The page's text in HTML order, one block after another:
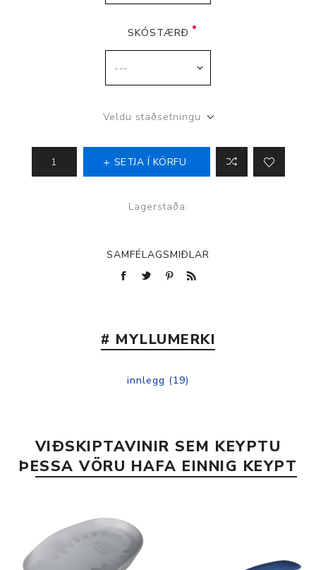
SKÓSTÆRÐ
Veldu staðsetningu
SETJA Í KÖRFU
Lagerstaða:
SAMFÉLAGSMIÐLAR
# MYLLUMERKI
innlegg (19)
VIÐSKIPTAVINIR SEM KEYPTU
ÞESSA VÖRU HAFA EINNIG KEYPT